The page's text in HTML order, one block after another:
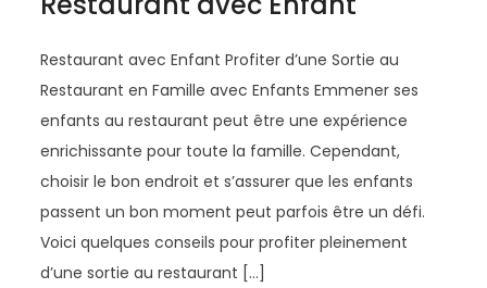
Restaurant avec Enfant Profiter d’une Sortie au
Restaurant en Famille avec Enfants Emmener ses
enfants au restaurant peut être une expérience
enrichissante pour toute la famille. Cependant,
choisir le bon endroit et s’assurer que les enfants
passent un bon moment peut parfois être un défi.
Voici quelques conseils pour profiter pleinement
d’une sortie au restaurant […]